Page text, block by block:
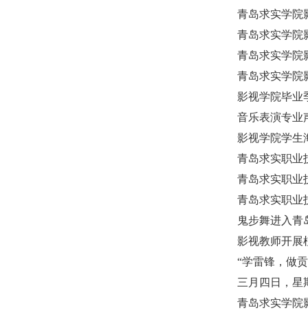
青岛求实学院
青岛求实学院
青岛求实学院
青岛求实学院
影视学院毕业
音乐表演专业
影视学院学生
青岛求实职业
青岛求实职业
青岛求实职业
鬼步舞进入青
影视教师开展
“学雷锋，做
三月四日，星
青岛求实学院